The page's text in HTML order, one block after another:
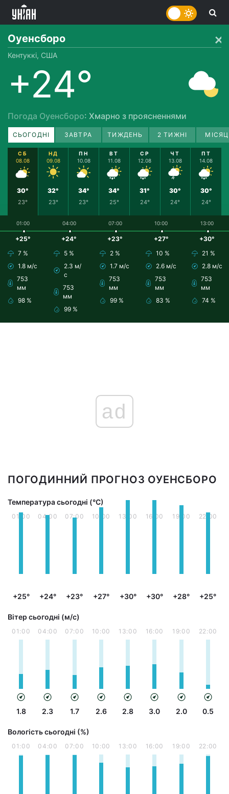
Оуенсборо
Кентуккі, США
+24°
Погода Оуенсборо: Хмарно з проясненнями
СЬОГОДНІ ЗАВТРА ТИЖДЕНЬ 2 ТИЖНІ
СБ
08.08
30°
23°
НД
09.08
32°
23°
ПН
10.08
34°
23°
ВТ
11.08
34°
25°
СР
12.08
31°
24°
ЧТ
13.08
30°
24°
ПТ
14.08
30°
24°
01:00
+25°
7 %
1.8 м/с
753
мм
98 %
04:00
+24°
5 %
2.3 м/
с
753
мм
99 %
07:00
+23°
2 %
1.7 м/с
753
мм
99 %
10:00
+27°
10 %
2.6 м/с
753
мм
83 %
13:00
+30°
21 %
2.8 м/с
753
мм
74 %
ad
ПОГОДИННИЙ ПРОГНОЗ ОУЕНСБОРО
Температура сьогодні (°С)
01:00
+25°
04:00
+24°
07:00
+23°
10:00
+27°
13:00
+30°
16:00
+30°
19:00
+28°
22:00
+25°
Вітер сьогодні (м/с)
01:00
1.8
04:00
2.3
07:00
1.7
10:00
2.6
13:00
2.8
16:00
3.0
19:00
2.0
22:00
0.5
Вологість сьогодні (%)
01:00 04:00 07:00 10:00 13:00 16:00 19:00 22:00